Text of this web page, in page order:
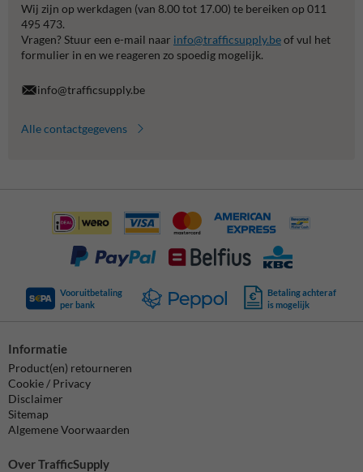
Wij zijn op werkdagen (van 8.00 tot 17.00) te bereiken op 011
495 473.
Vragen? Stuur een e-mail naar info@trafficsupply.beof vul het
formulier in en we reageren zo spoedig mogelijk.
info@trafficsupply.be
Alle contactgegevens
Vooruitbetaling
per bank
Betaling achteraf
is mogelijk
Informatie
Product(en) retourneren
Cookie / Privacy
Disclaimer
Sitemap
Algemene Voorwaarden
Over TrafficSupply